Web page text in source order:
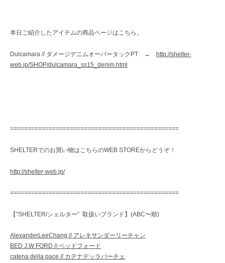
本日ご紹介したアイテムの商品ページはこちら。
Dulcamara // ダメージデニムオーバータックPT → http://shelter-
web.jp/SHOP/dulcamara_ss15_denim.html
================================================
SHELTERでのお買い物はこちらのWEB STOREからどうぞ！
http://shelter-web.jp/
================================================
【”SHELTER/シェルター” 取扱いブランド】(ABC〜順)
AlexanderLeeChang // アレキサンダーリーチャン
BED J.W FORD // ベッドフォード
catena della pace // カテナデッラパーチェ